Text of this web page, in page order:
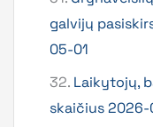
galvijų
05-01
32. Laikytojų,
skaičius 2026-